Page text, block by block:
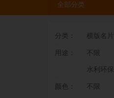
全部分类
分类： 横版名片
用途： 不限
水利环保
颜色： 不限